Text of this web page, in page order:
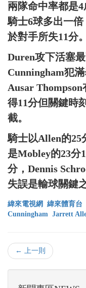
兩隊命中率都是
騎士6球多出一
於對手所失11分。
Duren攻下活塞
Cunningham犯
Ausar
得11分但關鍵時
截。
騎士以Allen的25
是Mobley的23
分，Dennis
失誤是輸球關鍵
緯來電視網 緯來體育台
Cunningham Jarrett
← 上一則